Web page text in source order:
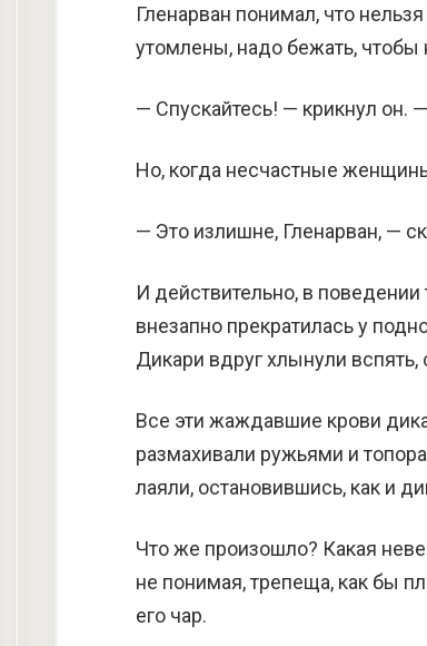
Гленарван понимал, что
утомлены, надо бежать, чтобы
— Спускайтесь! — крикнул он.
Но, когда несчастные
— Это излишне, Гленарван, —
И действительно, в
внезапно прекратилась у
Дикари вдруг хлынули
Все эти жаждавшие крови
размахивали ружьями и
лаяли, остановившись, как и
Что же произошло? Какая
не понимая, трепеща, как бы
его чар.